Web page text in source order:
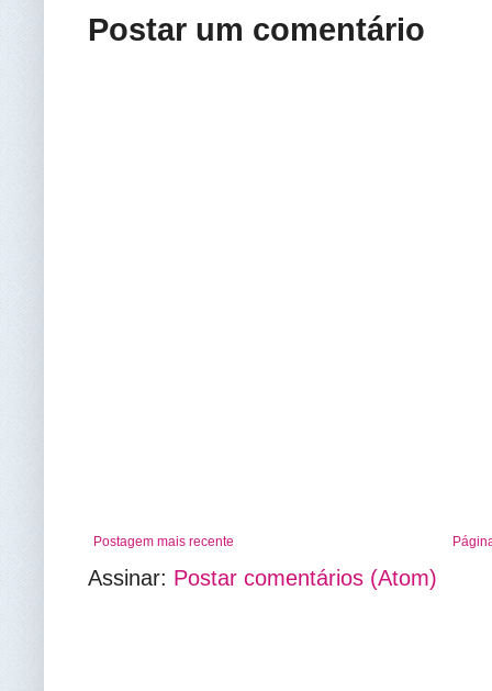
Postar um comentário
Postagem mais recente
Assinar: Postar comentários (Atom)